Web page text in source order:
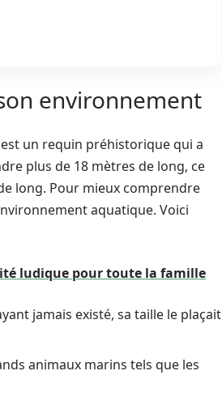
environnement
un requin préhistorique qui a
plus de 18 mètres de long, ce
long. Pour mieux comprendre
aquatique. Voici
ludique pour toute la famille
jamais existé, sa taille le plaçait
animaux marins tels que les